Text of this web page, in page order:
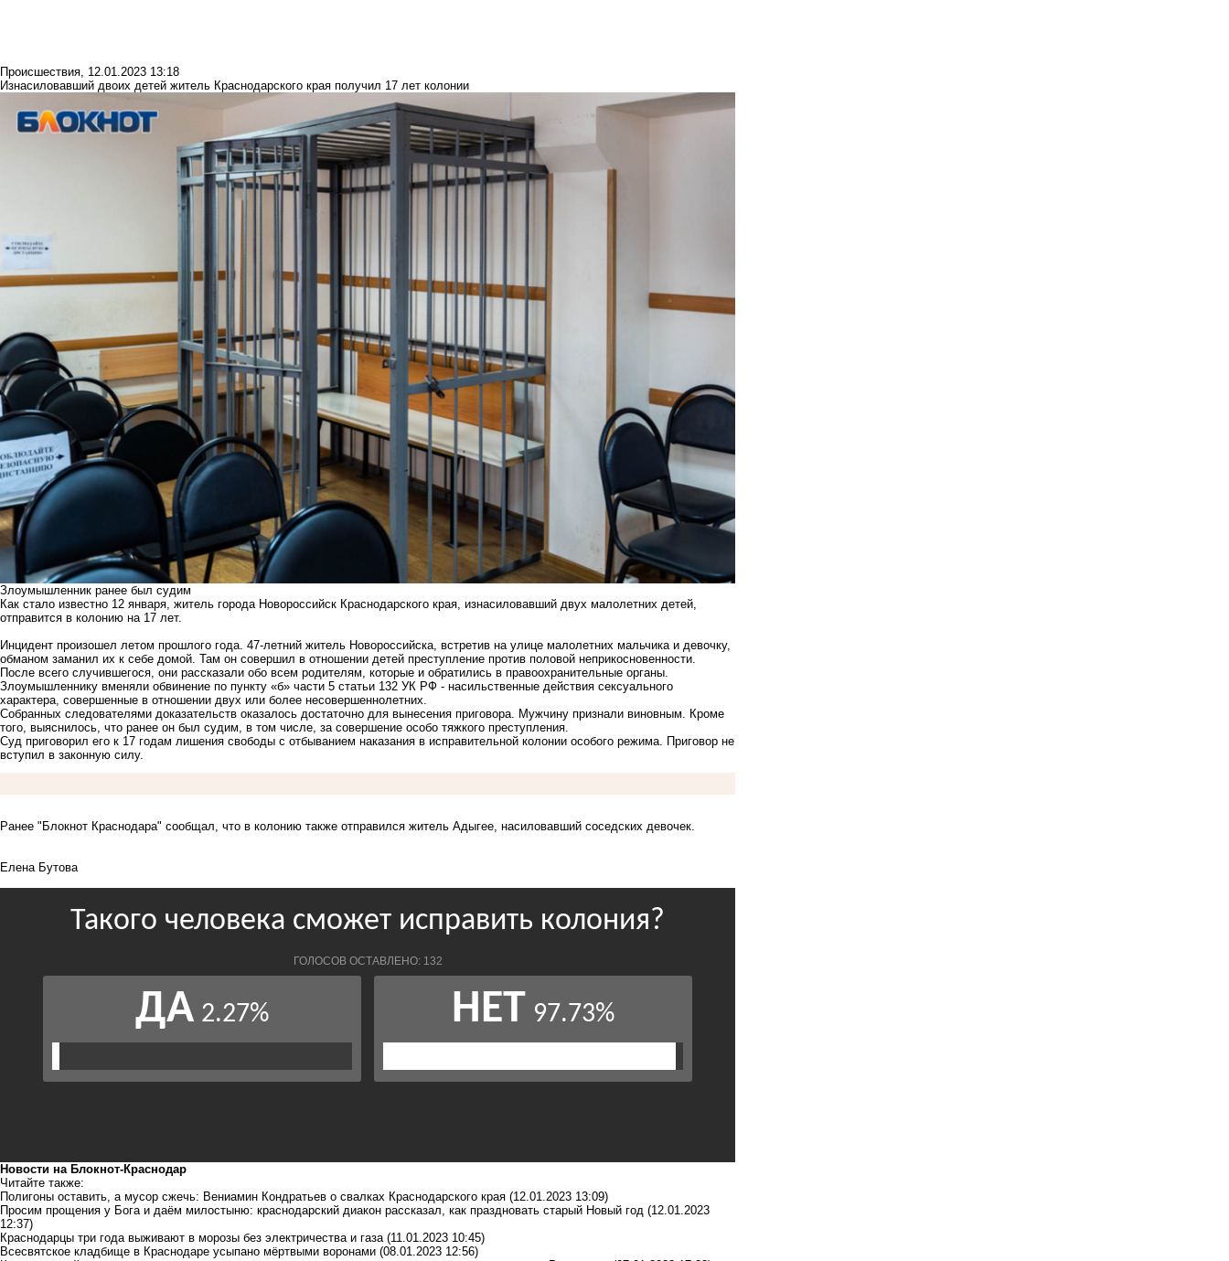
Происшествия, 12.01.2023 13:18
Изнасиловавший двоих детей житель Краснодарского края получил 17 лет колонии
Злоумышленник ранее был судим
Как стало известно 12 января, житель города Новороссийск Краснодарского края, изнасиловавший двух малолетних детей,
отправится в колонию на 17 лет.
Инцидент произошел летом прошлого года. 47-летний житель Новороссийска, встретив на улице малолетних мальчика и девочку,
обманом заманил их к себе домой. Там он совершил в отношении детей преступление против половой неприкосновенности.
После всего случившегося, они рассказали обо всем родителям, которые и обратились в правоохранительные органы.
Злоумышленнику вменяли обвинение по пункту «б» части 5 статьи 132 УК РФ - насильственные действия сексуального
характера, совершенные в отношении двух или более несовершеннолетних.
Собранных следователями доказательств оказалось достаточно для вынесения приговора. Мужчину признали виновным. Кроме
того, выяснилось, что ранее он был судим, в том числе, за совершение особо тяжкого преступления.
Суд приговорил его к 17 годам лишения свободы с отбыванием наказания в исправительной колонии особого режима. Приговор не
вступил в законную силу.
Ранее "Блокнот Краснодара" сообщал , что в колонию также отправился житель Адыгее, насиловавший соседских девочек.
Елена Бутова
Новости на Блoкнoт-Краснодар
Читайте также:
Полигоны оставить, а мусор сжечь: Вениамин Кондратьев о свалках Краснодарского края (12.01.2023 13:09)
Просим прощения у Бога и даём милостыню: краснодарский диакон рассказал, как праздновать старый Новый год (12.01.2023
12:37)
Краснодарцы три года выживают в морозы без электричества и газа (11.01.2023 10:45)
Всесвятское кладбище в Краснодаре усыпано мёртвыми воронами (08.01.2023 12:56)